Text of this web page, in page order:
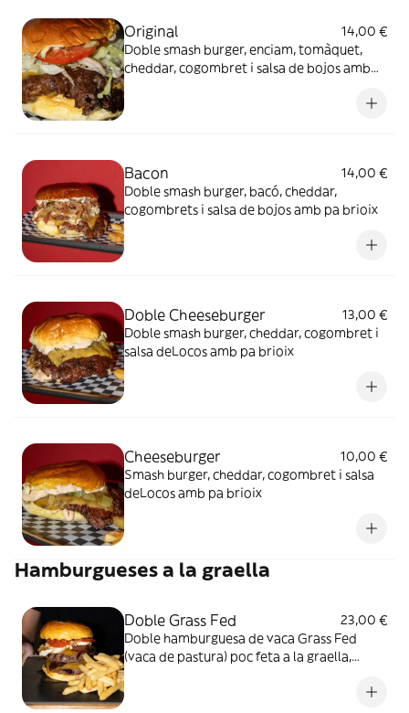
Original
14,00 €
Doble smash burger, enciam, tomàquet,
cheddar, cogombret i salsa de bojos amb
Bacon
14,00 €
Doble smash burger, bacó, cheddar,
cogombrets i salsa de bojos amb pa brioix
Doble Cheeseburger
13,00 €
Doble smash burger, cheddar, cogombret i
salsa deLocos amb pa brioix
Cheeseburger
10,00 €
Smash burger, cheddar, cogombret i salsa
deLocos amb pa brioix
Hamburgueses a la graella
Doble Grass Fed
23,00 €
Doble hamburguesa de vaca Grass Fed
(vaca de pastura) poc feta a la graella,
rostit i pa de brioix, acabat amb un caramel